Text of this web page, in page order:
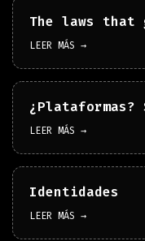
The laws that
LEER MÁS →
LEER MÁS →
Identidades
LEER MÁS →